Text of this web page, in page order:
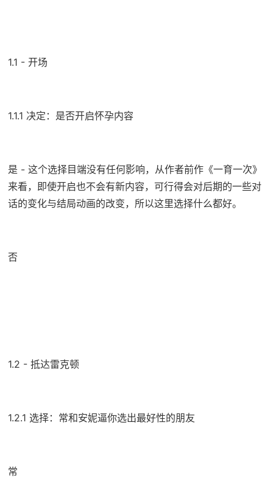
1.1 - 开场
1.1.1 决定：是否开启怀孕内容
是 - 这个选择目端没有任何影响，从作者前作《一育一次》
来看，即使开启也不会有新内容，可行得会对后期的一些对
话的变化与结局动画的改变，所以这里选择什么都好。
否
1.2 - 抵达雷克顿
1.2.1 选择：常和安妮逼你选出最好性的朋友
常